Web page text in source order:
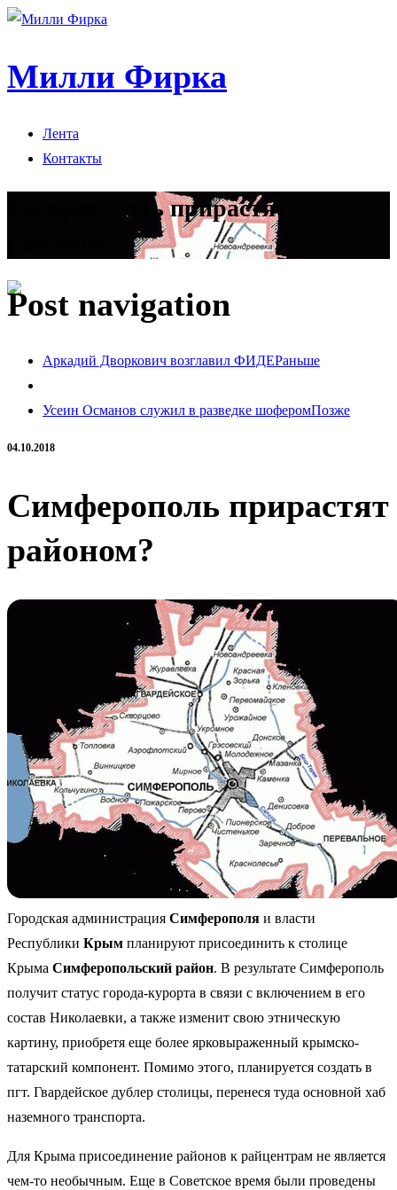
Милли Фирка
Лента
Контакты
Симферополь прирастят
Post navigation
Аркадий Дворкович возглавил ФИДЕРаньше
Усеин Османов служил в разведке шоферомПозже
04.10.2018
Симферополь прирастят
районом?
Городская администрация Симферополя и власти
Республики Крым планируют присоединить к столице
Крыма Симферопольский район. В результате Симферополь
получит статус города-курорта в связи с включением в его
состав Николаевки, а также изменит свою этническую
картину, приобретя еще более ярковыраженный крымско-
татарский компонент. Помимо этого, планируется создать в
пгт. Гвардейское дублер столицы, перенеся туда основной хаб
наземного транспорта.
Для Крыма присоединение районов к райцентрам не является
чем-то необычным. Еще в Советское время были проведены